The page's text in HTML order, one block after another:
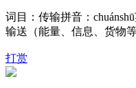
词目：传输拼音：
输送（能量、信息、货物
打赏